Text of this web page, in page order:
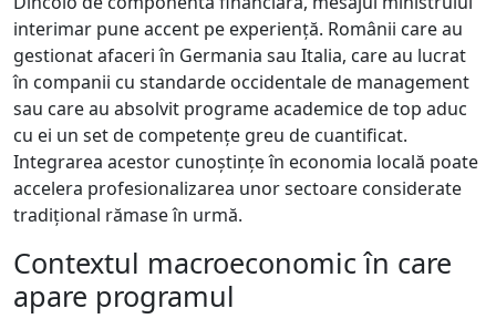
interimar pune accent pe experiență. Românii care au
gestionat afaceri în Germania sau Italia, care au lucrat
în companii cu standarde occidentale de management
sau care au absolvit programe academice de top aduc
cu ei un set de competențe greu de cuantificat.
Integrarea acestor cunoștințe în economia locală poate
accelera profesionalizarea unor sectoare considerate
tradițional rămase în urmă.
Contextul macroeconomic în care
apare programul